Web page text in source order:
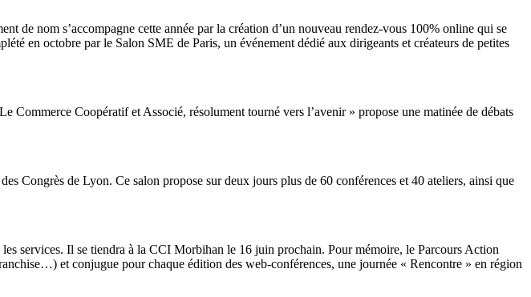
de nom s’accompagne cette année par la création d’un nouveau rendez-vous 100% online qui se
en octobre par le Salon SME de Paris, un événement dédié aux dirigeants et créateurs de petites
Coopératif et Associé, résolument tourné vers l’avenir » propose une matinée de débats
Congrès de Lyon. Ce salon propose sur deux jours plus de 60 conférences et 40 ateliers, ainsi que
services. Il se tiendra à la CCI Morbihan le 16 juin prochain. Pour mémoire, le Parcours Action
et conjugue pour chaque édition des web-conférences, une journée « Rencontre » en région